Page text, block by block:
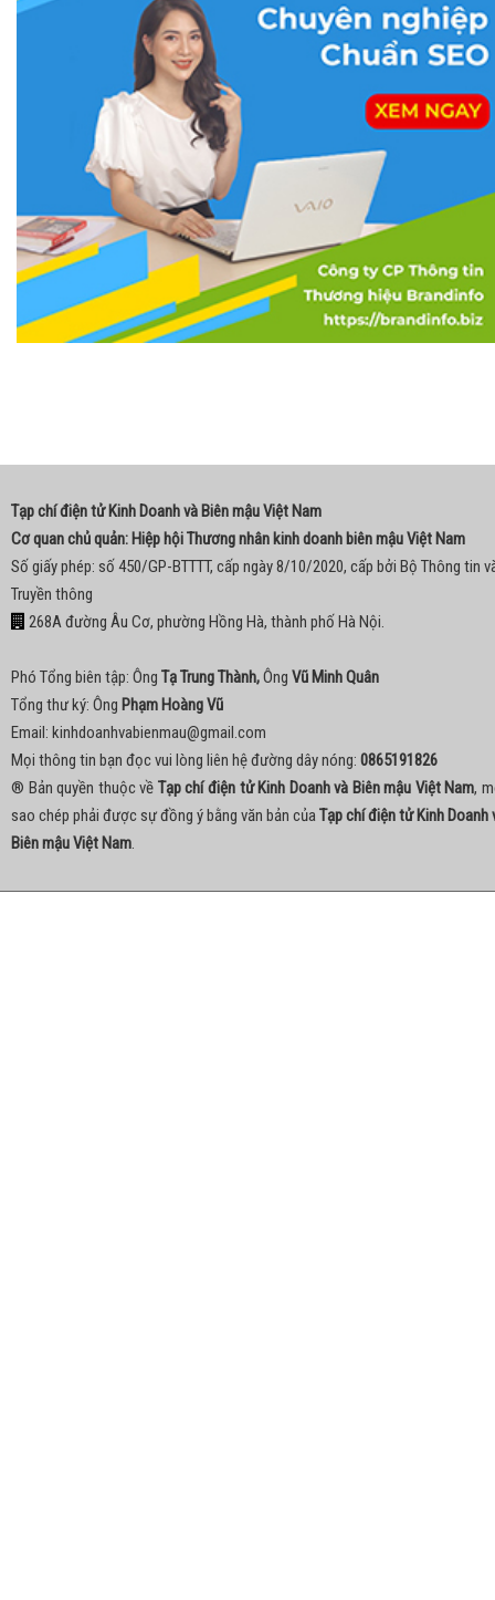
Tạp chí điện tử Kinh Doanh và Biên mậu Việt Nam
Cơ quan chủ quản: Hiệp hội Thương nhân kinh doanh biên mậu Việt Nam
Số giấy phép: số 450/GP-BTTTT, cấp ngày 8/10/2020, cấp bởi Bộ Thông tin
Truyền thông
268A đường Âu Cơ, phường Hồng Hà, thành phố Hà Nội.
Phó Tổng biên tập: Ông Tạ Trung Thành,Ông Vũ Minh Quân
Tổng thư ký: Ông Phạm Hoàng Vũ
Email: kinhdoanhvabienmau@gmail.com
Mọi thông tin bạn đọc vui lòng liên hệ đường dây nóng: 0865191826
® Bản quyền thuộc về Tạp chí điện tử Kinh Doanh và Biên mậu Việt Nam,
sao chép phải được sự đồng ý bằng văn bản củaTạp chí điện tử Kinh Doanh
Biên mậu Việt Nam.